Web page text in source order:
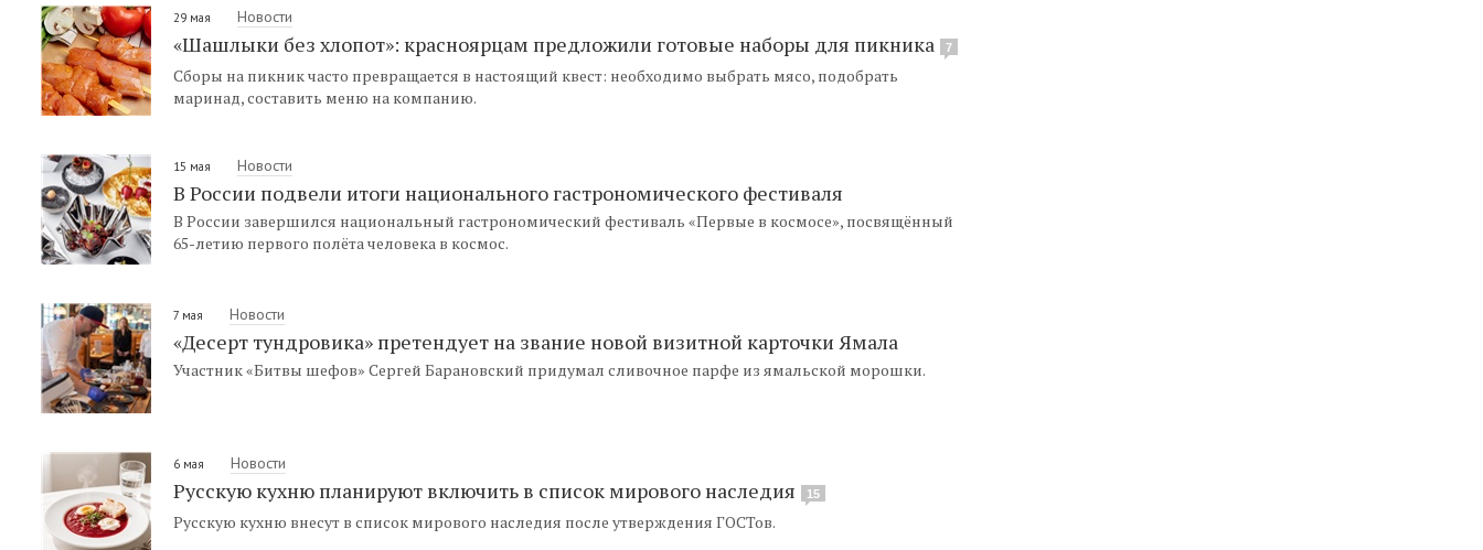
29 мая Новости
«Шашлыки без хлопот»: красноярцам предложили готовые наборы для пикника 7
Сборы на пикник часто превращается в настоящий квест: необходимо выбрать мясо, подобрать
маринад, составить меню на компанию.
15 мая Новости
В России подвели итоги национального гастрономического фестиваля
В России завершился национальный гастрономический фестиваль «Первые в космосе», посвящённый
65-летию первого полёта человека в космос.
7 мая Новости
«Десерт тундровика» претендует на звание новой визитной карточки Ямала
Участник «Битвы шефов» Сергей Барановский придумал сливочное парфе из ямальской морошки.
6 мая Новости
Русскую кухню планируют включить в список мирового наследия 15
Русскую кухню внесут в список мирового наследия после утверждения ГОСТов.